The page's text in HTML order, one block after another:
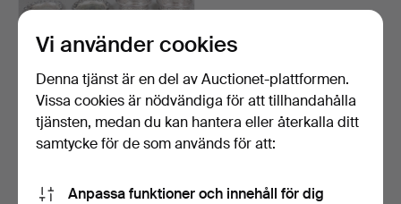
DIVERSE NYSILVER, 7
delar.
Vi använder cookies
Denna tjänst är en del av Auctionet-plattformen.
Vissa cookies är nödvändiga för att tillhandahålla
tjänsten, medan du kan hantera eller återkalla ditt
samtycke för de som används för att:
Anpassa funktioner och innehåll för dig